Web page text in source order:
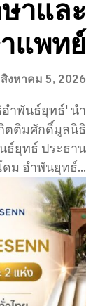
าและ
แพทย์
สิงหาคม 5, 2026
ตติมศักดิ์มูลนิธิ
ยุทธ์ ประธาน
ม อำพันยุทธ์...